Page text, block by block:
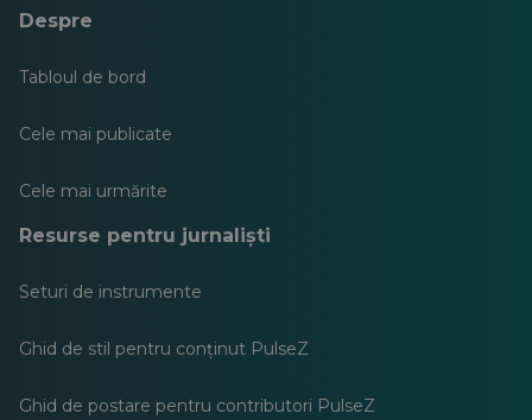
Despre
Tabloul de bord
Cele mai publicate
Cele mai urmărite
Resurse pentru jurnaliști
Seturi de instrumente
Ghid de stil pentru conținut PulseZ
Ghid de postare pentru contributori PulseZ